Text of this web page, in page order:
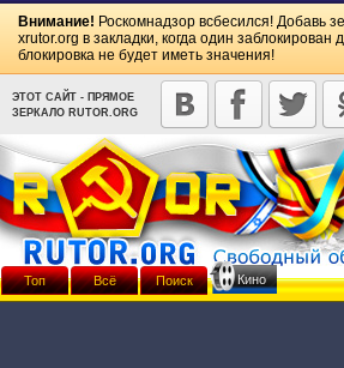
Внимание! Роскомнадзор всбесился! Добавь
xrutor.org в закладки, когда один заблокирован
блокировка не будет иметь значения!
ЭТОТ САЙТ - ПРЯМОЕ
ЗЕРКАЛО RUTOR.ORG